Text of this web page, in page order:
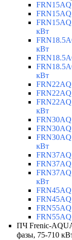
кВт
кВт
кВт
кВт
кВт
кВт
ПЧ Frenic-
фазы, 75-710